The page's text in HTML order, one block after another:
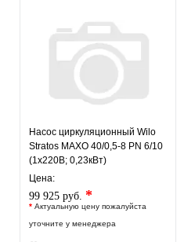
Насос циркуляционный Wilo
Stratos MAXO 40/0,5-8 PN 6/10
(1х220В; 0,23кВт)
Цена:
99 925 руб. *
* Актуальную цену пожалуйста
уточните у менеджера